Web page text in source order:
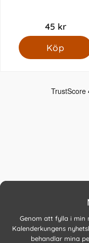
45 kr
Köp
Genom att fylla i min
Kalenderkungens
behandlar mina